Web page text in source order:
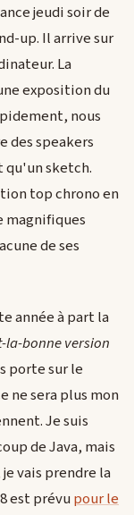
jeudi soir de
up. Il arrive sur
La
exposition du
nous
des speakers
sketch.
top chrono en
magnifiques
de ses
année à part la
la-bonne version
porte sur le
ne sera plus mon
Je suis
de Java, mais
vais prendre la
est prévupour le